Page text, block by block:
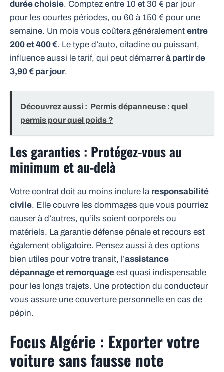
durée choisie. Comptez entre 10 et 30 € par jour
pour les courtes périodes, ou 60 à 150 € pour une
semaine. Un mois vous coûtera généralement entre
200 et 400 €. Le type d’auto, citadine ou puissant,
influence aussi le tarif, qui peut démarrerà partir de
3,90 € par jour.
Découvrez aussi : Permis dépanneuse : quel
permis pour quel poids ?
Les garanties : Protégez-vous au
minimum et au-delà
Votre contrat doit au moins inclure la responsabilité
civile. Elle couvre les dommages que vous pourriez
causer à d’autres, qu’ils soient corporels ou
matériels. La garantie défense pénale et recours est
également obligatoire. Pensez aussi à des options
bien utiles pour votre transit, l’assistance
dépannage et remorquage est quasi indispensable
pour les longs trajets. Une protection du conducteur
vous assure une couverture personnelle en cas de
pépin.
Focus Algérie : Exporter votre
voiture sans fausse note